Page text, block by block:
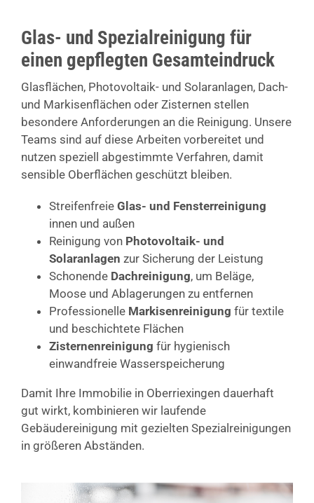
Glas- und Spezialreinigung für
einen gepflegten Gesamteindruck
Glasflächen, Photovoltaik- und Solaranlagen, Dach-
und Markisenflächen oder Zisternen stellen
besondere Anforderungen an die Reinigung. Unsere
Teams sind auf diese Arbeiten vorbereitet und
nutzen speziell abgestimmte Verfahren, damit
sensible Oberflächen geschützt bleiben.
Streifenfreie Glas- und Fensterreinigung
innen und außen
Reinigung von Photovoltaik- und
Solaranlagen zur Sicherung der Leistung
Schonende Dachreinigung, um Beläge,
Moose und Ablagerungen zu entfernen
Professionelle Markisenreinigung für textile
und beschichtete Flächen
Zisternenreinigung für hygienisch
einwandfreie Wasserspeicherung
Damit Ihre Immobilie in Oberriexingen dauerhaft
gut wirkt, kombinieren wir laufende
Gebäudereinigung mit gezielten Spezialreinigungen
in größeren Abständen.